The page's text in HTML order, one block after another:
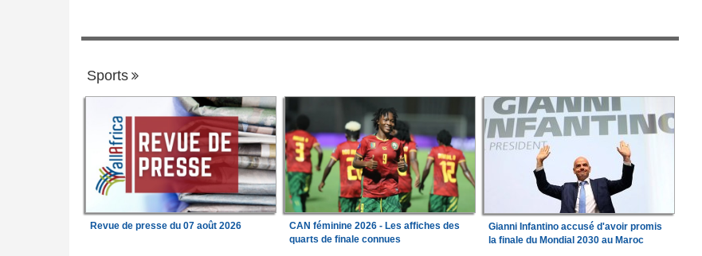
Sports
Revue de presse du 07 août 2026
CAN féminine 2026 - Les affiches des
quarts de finale connues
Gianni Infantino accusé d'avoir promis
la finale du Mondial 2030 au Maroc